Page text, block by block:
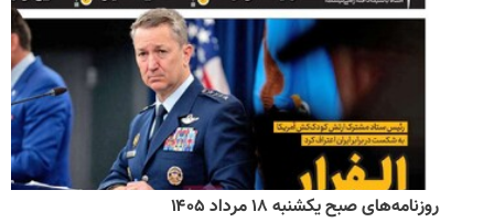
روزنامه‌های صبح یکشنبه ۱۸ مرداد ۱۴۰۵